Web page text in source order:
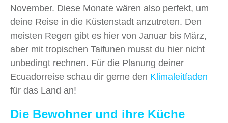
November. Diese Monate wären also perfekt, um
deine Reise in die Küstenstadt anzutreten. Den
meisten Regen gibt es hier von Januar bis März,
aber mit tropischen Taifunen musst du hier nicht
unbedingt rechnen. Für die Planung deiner
Ecuadorreise schau dir gerne den Klimaleitfaden
für das Land an!
Die Bewohner und ihre Küche